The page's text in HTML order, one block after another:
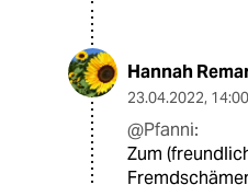
Hannah
23.04.2022,
@Pfanni:
Zum